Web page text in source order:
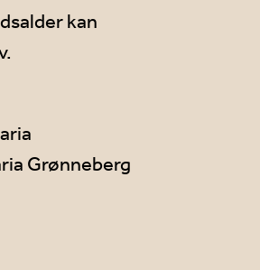
kan
Grønneberg